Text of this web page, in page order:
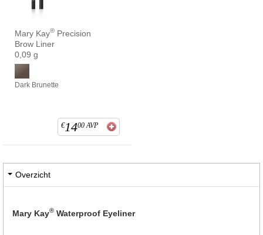
Mary Kay® Precision
Brow Liner
0,09 g
Dark Brunette
€1400 AVP
Overzicht
Mary Kay® Waterproof Eyeliner